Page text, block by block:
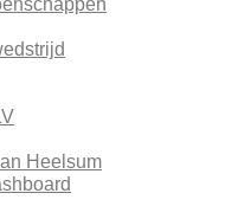
Heelsum